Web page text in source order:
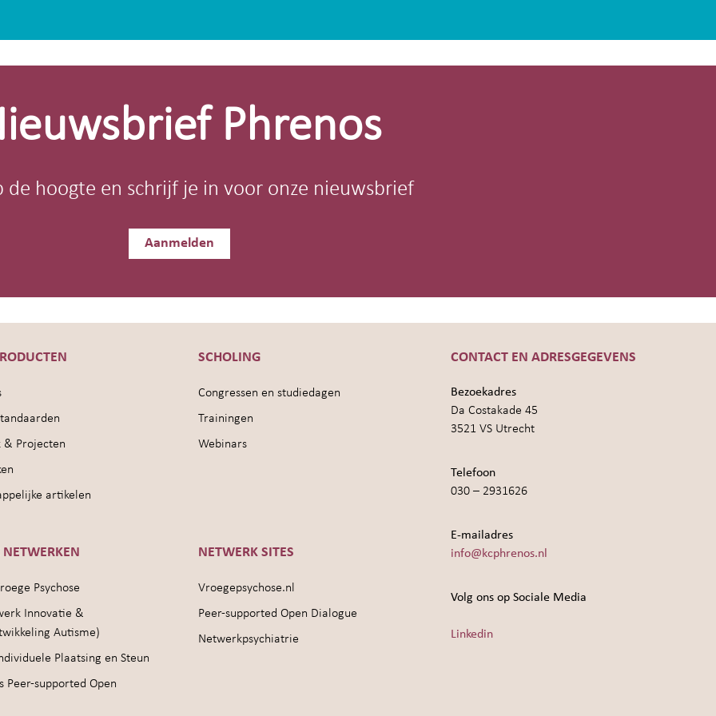
Phrenos
de hoogte en schrijf je in voor onze nieuwsbrief
Aanmelden
& Projecten
artikelen
SCHOLING
Congressen en studiedagen
Trainingen
Webinars
NETWERKEN
Psychose
Innovatie &
Autisme)
Plaatsing en Steun
Peer-supported Open
NETWERK SITES
Vroegepsychose.nl
Peer-supported Open Dialogue
Netwerkpsychiatrie
CONTACT EN ADRESGEGEVENS
Bezoekadres
Da Costakade 45
3521 VS Utrecht
Telefoon
030 – 2931626
E-mailadres
info@kcphrenos.nl
Volg ons op Sociale Media
Linkedin